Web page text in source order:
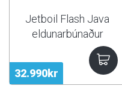
32.990kr
Jetboil Flash Java
eldunarbúnaður